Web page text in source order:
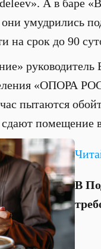
А в баре
умудрились
на срок до 90
«ОПОРА
пытаются
помещение
В